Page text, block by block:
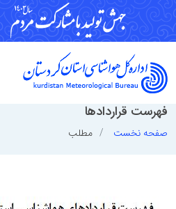
فهرست قراردادها
صفحه نخست مطلب